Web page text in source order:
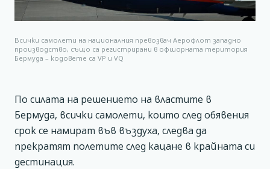
Всички самолети на националния превозвач Аерофлот западно
производство, също са регистрирани в офшорната територия
Бермуда – кодовете са VP и VQ
По силата на решението на властите в
Бермуда, всички самолети, които след обявения
срок се намират във въздуха, следва да
прекратят полетите след кацане в крайната си
дестинация.